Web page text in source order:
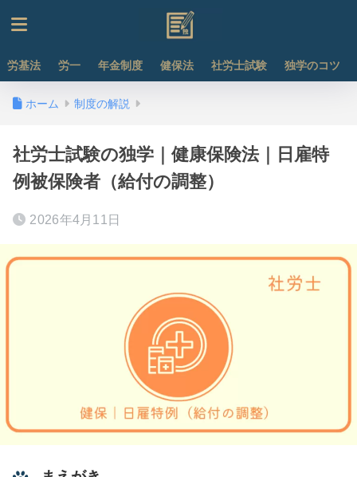
労基法 労一 年金制度 健保法 社労士試験 独学のコツ
ホーム 制度の解説
社労士試験の独学｜健康保険法｜日雇特
例被保険者（給付の調整）
2026年4月11日